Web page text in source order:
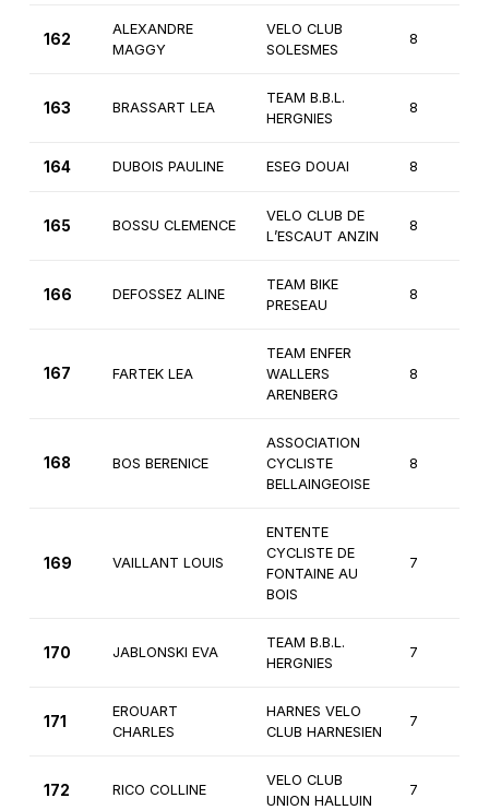
162
ALEXANDRE
MAGGY
VELO CLUB
SOLESMES
8
163 BRASSART LEA
TEAM B.B.L.
HERGNIES
8
164 DUBOIS PAULINE ESEG DOUAI 8
165 BOSSU CLEMENCE
VELO CLUB DE
L’ESCAUT ANZIN
8
166 DEFOSSEZ ALINE
TEAM BIKE
PRESEAU
8
167 FARTEK LEA
TEAM ENFER
WALLERS
ARENBERG
8
168 BOS BERENICE
ASSOCIATION
CYCLISTE
BELLAINGEOISE
8
169 VAILLANT LOUIS
ENTENTE
CYCLISTE DE
FONTAINE AU
BOIS
7
170 JABLONSKI EVA
TEAM B.B.L.
HERGNIES
7
171
EROUART
CHARLES
HARNES VELO
CLUB HARNESIEN
7
172 RICO COLLINE
VELO CLUB
UNION HALLUIN
7